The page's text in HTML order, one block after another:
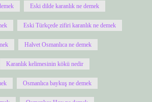
Eski dilde karanlık ne demek
Eski Türkçede zifiri karanlık ne demek
Halvet Osmanlıca ne demek
Karanlık kelimesinin kökü nedir
Osmanlıca baykuş ne demek